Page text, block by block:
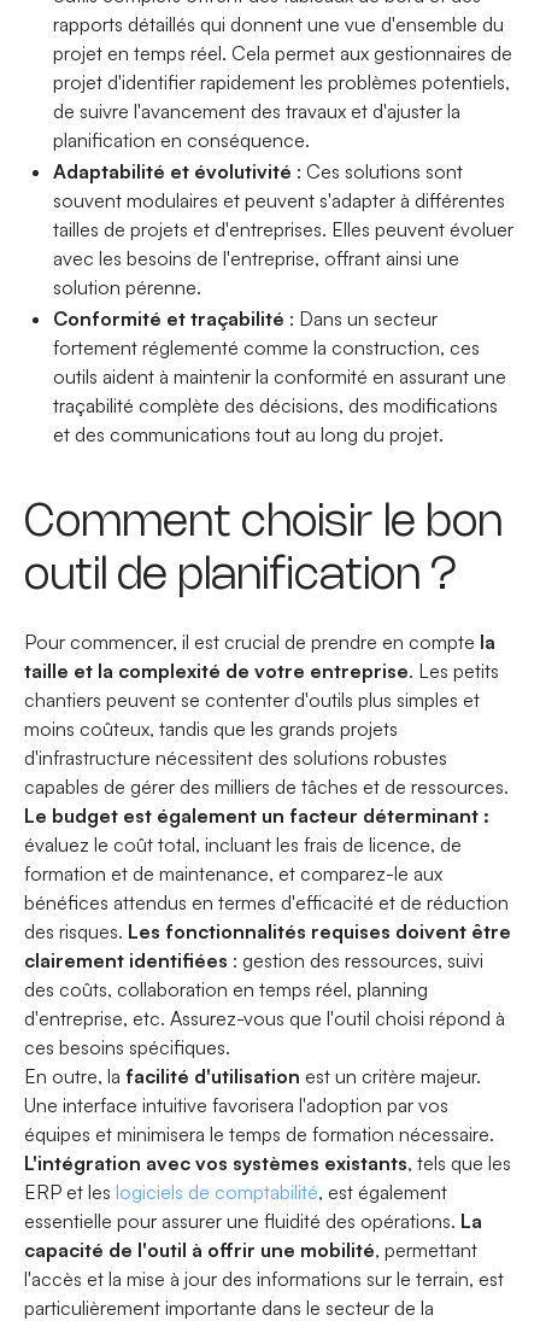
rapports détaillés qui donnent une vue d'ensemble du
projet en temps réel. Cela permet aux gestionnaires de
projet d'identifier rapidement les problèmes potentiels,
de suivre l'avancement des travaux et d'ajuster la
planification en conséquence.
Adaptabilité et évolutivité : Ces solutions sont
souvent modulaires et peuvent s'adapter à différentes
tailles de projets et d'entreprises. Elles peuvent évoluer
avec les besoins de l'entreprise, offrant ainsi une
solution pérenne.
Conformité et traçabilité : Dans un secteur
fortement réglementé comme la construction, ces
outils aident à maintenir la conformité en assurant une
traçabilité complète des décisions, des modifications
et des communications tout au long du projet.
Comment choisir le bon
outil de planification ?
Pour commencer, il est crucial de prendre en compte la
taille et la complexité de votre entreprise. Les petits
chantiers peuvent se contenter d'outils plus simples et
moins coûteux, tandis que les grands projets
d'infrastructure nécessitent des solutions robustes
capables de gérer des milliers de tâches et de ressources.
Le budget est également un facteur déterminant :
évaluez le coût total, incluant les frais de licence, de
formation et de maintenance, et comparez-le aux
bénéfices attendus en termes d'efficacité et de réduction
des risques. Les fonctionnalités requises doivent être
clairement identifiées : gestion des ressources, suivi
des coûts, collaboration en temps réel, planning
d'entreprise, etc. Assurez-vous que l'outil choisi répond à
ces besoins spécifiques.
En outre, la facilité d'utilisation est un critère majeur.
Une interface intuitive favorisera l'adoption par vos
équipes et minimisera le temps de formation nécessaire.
L'intégration avec vos systèmes existants, tels que les
ERP et les logiciels de comptabilité, est également
essentielle pour assurer une fluidité des opérations. La
capacité de l'outil à offrir une mobilité, permettant
l'accès et la mise à jour des informations sur le terrain, est
particulièrement importante dans le secteur de la